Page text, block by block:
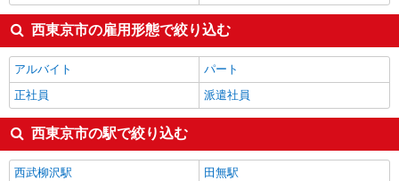
西東京市の雇用形態で絞り込む
アルバイト
パート
正社員
派遣社員
西東京市の駅で絞り込む
西武柳沢駅
田無駅